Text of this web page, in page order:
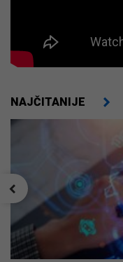
NAJČITANIJE